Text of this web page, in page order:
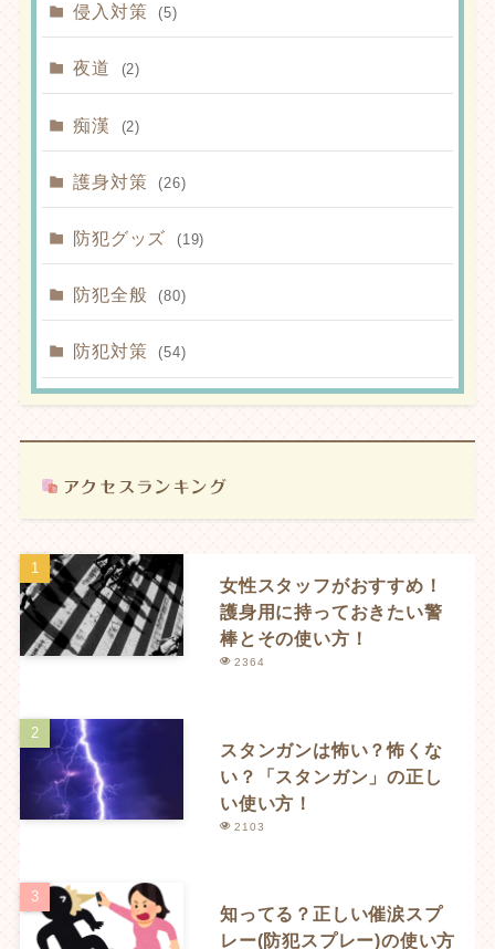
侵入対策 (5)
夜道 (2)
痴漢 (2)
護身対策 (26)
防犯グッズ (19)
防犯全般 (80)
防犯対策 (54)
女性スタッフがおすすめ！
護身用に持っておきたい警
棒とその使い方！
2364
スタンガンは怖い？怖くな
い？「スタンガン」の正し
い使い方！
2103
知ってる？正しい催涙スプ
レー(防犯スプレー)の使い方